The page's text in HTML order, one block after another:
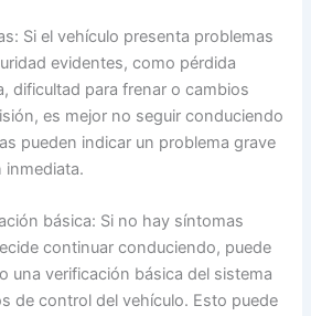
Si el vehículo presenta problemas
evidentes, como pérdida
dificultad para frenar o cambios
es mejor no seguir conduciendo
pueden indicar un problema grave
inmediata.
básica: Si no hay síntomas
continuar conduciendo, puede
una verificación básica del sistema
de control del vehículo. Esto puede